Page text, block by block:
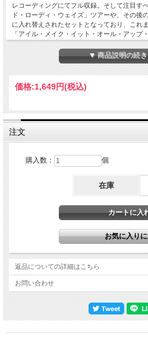
レコーディングにてフル収録。そして注目す
ド・ローディ・ウェイズ」ツアーや、その後
に入れ替えされたセットとなっており、これ
「アイル・メイク・イット・オール・アップ
の、他はかなり変えており全体的に60&70年
しいところ。さらに映像ブルーレイこの翌日
40周年目を迎えたチャリティ・イベント『フ
WEBキャスト・オンエアーからのマスター・
て収録。これはストリーミング限定配信から
紹介から5曲のみ23分の収録ながら、近年数
ティーであり、音声パートもカンペキなPCM
War/2. I Can Tell/3. Forgetful Heart/4. Axe and
Roman Kings/7. Under The Red Sky/8. I'll Make
Watchtower/10. 'Til I Fell In Love With You/11.
61 Revisited/17. Don't Think Twice, It's All
at Alpine Valley Music Theatre, East Troy,
Blu-ray : 1. Intro by John Mellencamp/2. All
Ramona/5. Highway 61 Revisited 6. Don't
: at Huntington Bank Stadium, Minneapolis,
Full HD 1920x1080 NTSC Wide 16:9 Linear
vocals, piano, guitar, harmonica / Bob Britt -
▼ 商品説明の続
価格:1,649円(税込)
注文
購入数： 個
在庫
返品についての詳細はこちら
お問い合わせ